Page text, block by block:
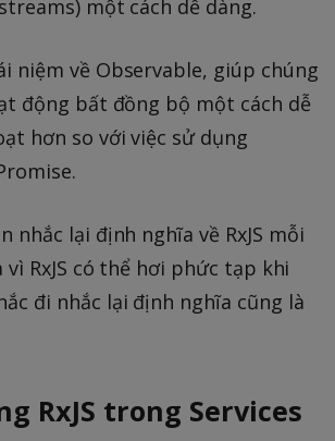
một cách dễ dàng.
niệm về Observable, giúp chúng
động bất đồng bộ một cách dễ
hơn so với việc sử dụng
nhắc lại định nghĩa về RxJS mỗi
vì RxJS có thể hơi phức tạp khi
đi nhắc lại định nghĩa cũng là
RxJS trong Services